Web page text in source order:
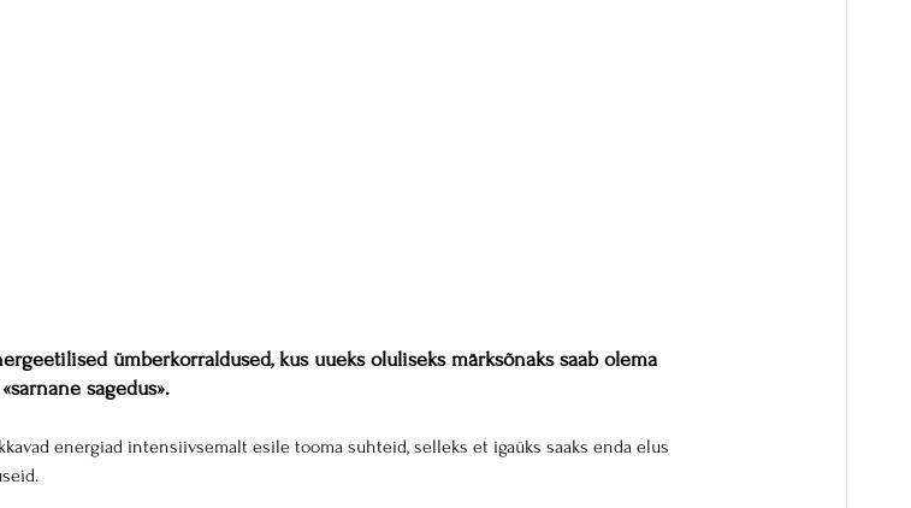
ümberkorraldused, kus uueks oluliseks märksõnaks saab olema
sagedus».
energiad intensiivsemalt esile tooma suhteid, selleks et igaüks saaks enda elus